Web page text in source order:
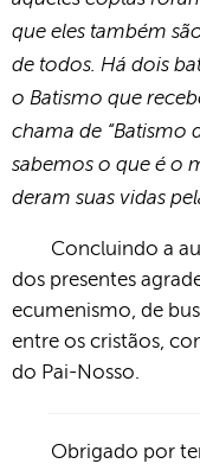
que eles também
de todos. Há dois
o Batismo que
chama de “Batismo
sabemos o que é o
deram suas vidas
Concluindo a
dos presentes
ecumenismo, de
entre os cristãos,
do Pai-Nosso.
Obrigado por